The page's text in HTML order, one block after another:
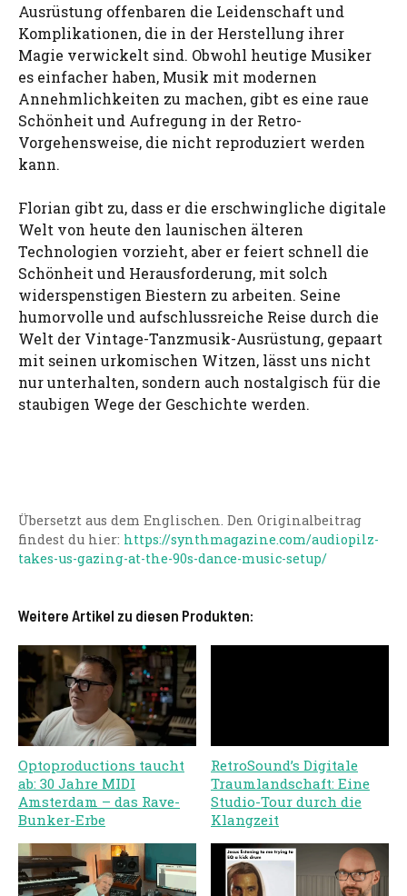
Ausrüstung offenbaren die Leidenschaft und
Komplikationen, die in der Herstellung ihrer
Magie verwickelt sind. Obwohl heutige Musiker
es einfacher haben, Musik mit modernen
Annehmlichkeiten zu machen, gibt es eine raue
Schönheit und Aufregung in der Retro-
Vorgehensweise, die nicht reproduziert werden
kann.
Florian gibt zu, dass er die erschwingliche digitale
Welt von heute den launischen älteren
Technologien vorzieht, aber er feiert schnell die
Schönheit und Herausforderung, mit solch
widerspenstigen Biestern zu arbeiten. Seine
humorvolle und aufschlussreiche Reise durch die
Welt der Vintage-Tanzmusik-Ausrüstung, gepaart
mit seinen urkomischen Witzen, lässt uns nicht
nur unterhalten, sondern auch nostalgisch für die
staubigen Wege der Geschichte werden.
Übersetzt aus dem Englischen. Den Originalbeitrag
findest du hier: https://synthmagazine.com/audiopilz-
takes-us-gazing-at-the-90s-dance-music-setup/
Weitere Artikel zu diesen Produkten:
Optoproductions taucht
ab: 30 Jahre MIDI
Amsterdam – das Rave-
Bunker-Erbe
RetroSound’s Digitale
Traumlandschaft: Eine
Studio-Tour durch die
Klangzeit